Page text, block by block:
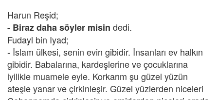
Harun Reşid;
- Biraz daha söyler misin dedi.
Fudayl bin Iyad;
- İslam ülkesi, senin evin gibidir. İnsanları ev halkın
gibidir. Babalarına, kardeşlerine ve çocuklarına
iyilikle muamele eyle. Korkarım şu güzel yüzün
ateşle yanar ve çirkinleşir. Güzel yüzlerden niceleri